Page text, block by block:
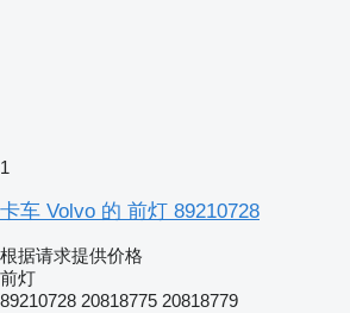
1
卡车 Volvo 的 前灯 89210728
根据请求提供价格
前灯
89210728 20818775 20818779